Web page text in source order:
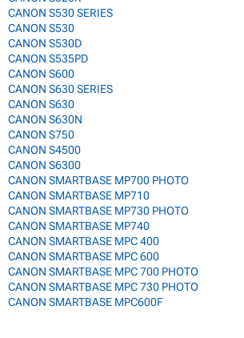
CANON S530 SERIES
CANON S530
CANON S530D
CANON S535PD
CANON S600
CANON S630 SERIES
CANON S630
CANON S630N
CANON S750
CANON S4500
CANON S6300
CANON SMARTBASE MP700 PHOTO
CANON SMARTBASE MP710
CANON SMARTBASE MP730 PHOTO
CANON SMARTBASE MP740
CANON SMARTBASE MPC 400
CANON SMARTBASE MPC 600
CANON SMARTBASE MPC 700 PHOTO
CANON SMARTBASE MPC 730 PHOTO
CANON SMARTBASE MPC600F